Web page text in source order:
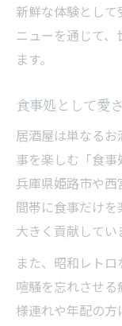
新鮮な体験とし
ニューを通じて
ます。
食事処として愛
居酒屋は単なる
事を楽しむ「食事
兵庫県姫路市や
間帯に食事だけ
大きく貢献してい
また、昭和レト
喧騒を忘れさせ
様連れや年配の